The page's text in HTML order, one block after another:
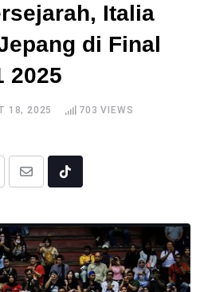
Italia
di Final
2025
18, 2025 703 VIEWS
Share
Email
Tiktok